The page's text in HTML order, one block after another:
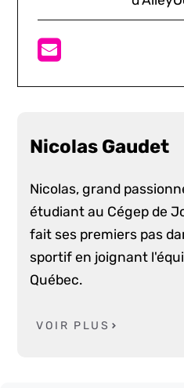
Nicolas Gaudet
Nicolas, grand
étudiant au Cégep de
fait ses premiers pas
sportif en joignant
Québec.
VOIR PLUS